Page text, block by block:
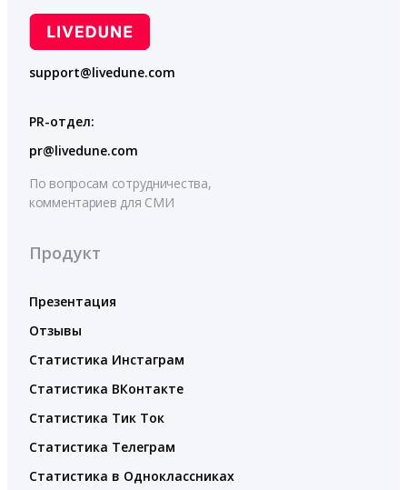
support@livedune.com
PR-отдел:
pr@livedune.com
По вопросам сотрудничества,
комментариев для СМИ
Продукт
Презентация
Отзывы
Статистика Инстаграм
Статистика ВКонтакте
Статистика Тик Ток
Статистика Телеграм
Статистика в Одноклассниках